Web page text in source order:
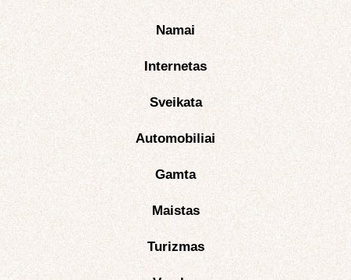
Namai
Internetas
Sveikata
Automobiliai
Gamta
Maistas
Turizmas